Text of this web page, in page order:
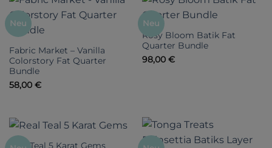
Neu
Fabric Market – Vanilla
Colorstory Fat Quarter
Bundle
58,00 €
Neu
Rosy Bloom Batik Fat
Quarter Bundle
98,00 €
Real Teal 5 Karat Gems